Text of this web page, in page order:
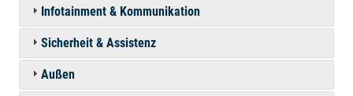
Infotainment & Kommunikation
Sicherheit & Assistenz
Außen